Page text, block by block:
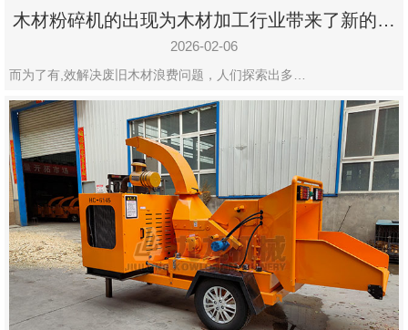
木材粉碎机的出现为木材加工行业带来了新的变
化
2026-02-06
而为了有,效解决废旧木材浪费问题，人们探索出多…